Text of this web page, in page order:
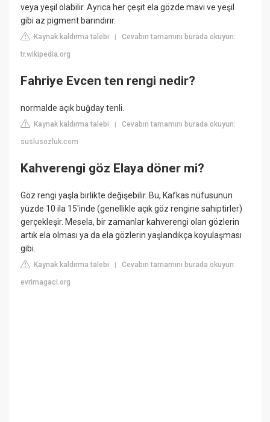
veya yeşil olabilir. Ayrıca her çeşit ela gözde mavi ve yeşil
gibi az pigment barındırır.
Kaynak kaldırma talebi |Cevabın tamamını burada okuyun:
tr.wikipedia.org
Fahriye Evcen ten rengi nedir?
normalde açık buğday tenli.
Kaynak kaldırma talebi |Cevabın tamamını burada okuyun:
suslusozluk.com
Kahverengi göz Elaya döner mi?
Göz rengi yaşla birlikte değişebilir. Bu, Kafkas nüfusunun
yüzde 10 ila 15'inde (genellikle açık göz rengine sahiptirler)
gerçekleşir. Mesela, bir zamanlar kahverengi olan gözlerin
artık ela olması ya da ela gözlerin yaşlandıkça koyulaşması
gibi.
Kaynak kaldırma talebi |Cevabın tamamını burada okuyun:
evrimagaci.org